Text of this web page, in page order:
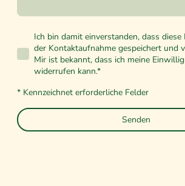
Ich bin damit einverstanden, dass
der Kontaktaufnahme gespeichert und
Mir ist bekannt, dass ich meine
widerrufen kann.*
* Kennzeichnet erforderliche Felder
Senden